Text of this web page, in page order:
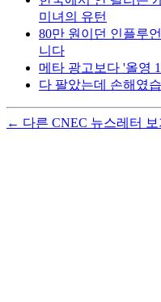
미녀의 유턴
80만 원이던 인플루
니다
메타 광고보다 '올영
다 팔았는데 손해였
← 다른 CNEC 뉴스레터 보